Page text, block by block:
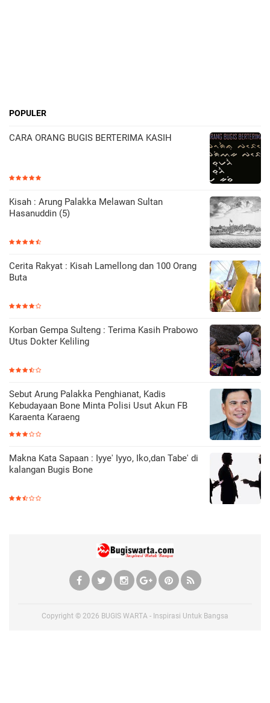
POPULER
CARA ORANG BUGIS BERTERIMA KASIH
Kisah : Arung Palakka Melawan Sultan
Hasanuddin (5)
Cerita Rakyat : Kisah Lamellong dan 100 Orang
Buta
Korban Gempa Sulteng : Terima Kasih Prabowo
Utus Dokter Keliling
Sebut Arung Palakka Penghianat, Kadis
Kebudayaan Bone Minta Polisi Usut Akun FB
Karaenta Karaeng
Makna Kata Sapaan : Iyye' Iyyo, Iko,dan Tabe' di
kalangan Bugis Bone
Copyright © 2026 BUGIS WARTA - Inspirasi Untuk Bangsa